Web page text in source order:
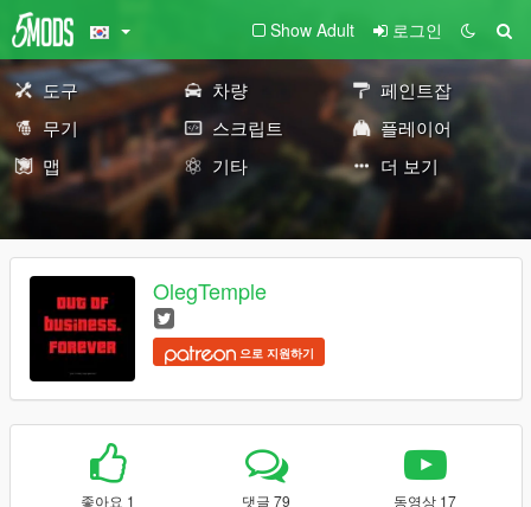
Show Adult 로그인
도구 차량
페인트잡
무기
스크립트
플레이어
맵
기타 더 보기
OlegTemple
으로 지원하기
좋아요 1 댓글 79 동영상 17